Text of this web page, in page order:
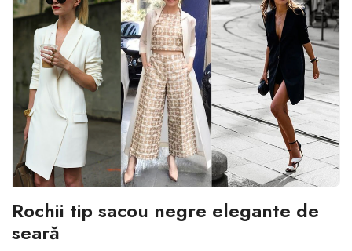
Rochii tip sacou negre elegante de
seară